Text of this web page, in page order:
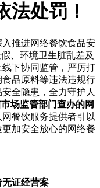
处罚！
推进网络餐饮食品安
、环境卫生脏乱差及
下协同监管，严厉打
品原料等违法违规行
全隐患，全力守护人
场监管部门查办的网
网餐饮服务提供者引以
加安全放心的网络餐
证经营案